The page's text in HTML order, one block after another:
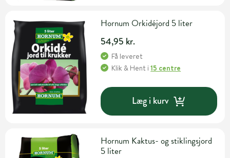
Hornum Orkidéjord 5 liter
54,95 kr.
Få leveret
Klik & Hent i15 centre
Læg i kurv
Hornum Kaktus- og stiklingsjord
5 liter